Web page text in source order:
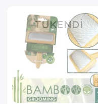
TÜKENDI